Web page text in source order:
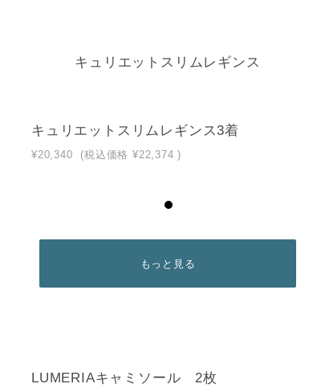
キュリエットスリムレギンス
キュリエットスリムレギンス3着
¥20,340 (税込価格 ¥22,374 )
もっと見る
LUMERIAキャミソール 2枚